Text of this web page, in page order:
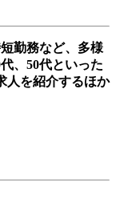
勤務など、多様
、50代といった
人を紹介するほか